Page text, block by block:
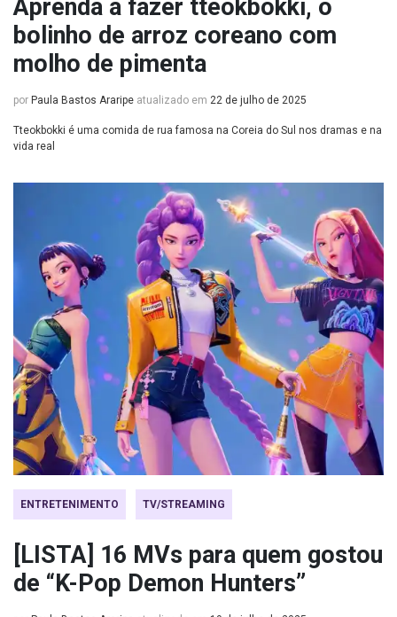
Aprenda a fazer tteokbokki, o
bolinho de arroz coreano com
molho de pimenta
por Paula Bastos Araripe atualizado em 22 de julho de 2025
Tteokbokki é uma comida de rua famosa na Coreia do Sul nos dramas e na
vida real
ENTRETENIMENTO TV/STREAMING
[LISTA] 16 MVs para quem gostou
de “K-Pop Demon Hunters”